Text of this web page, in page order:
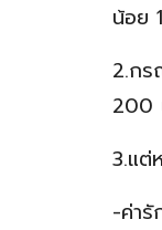
น้อย
2.กร
200
3.แต่
-ค่ารั